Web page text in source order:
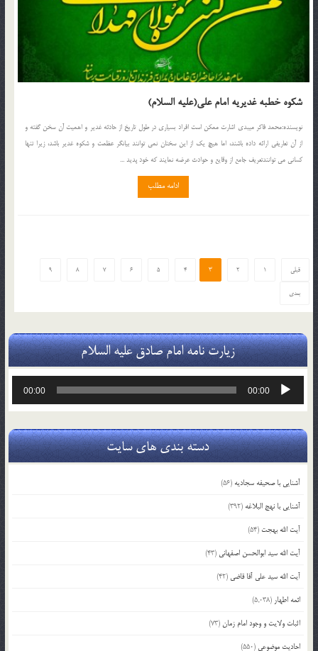
شکوه خطبه غديريه امام على(علیه السلام)
نويسنده:محمد فاكر ميبدى اشارت ممكن است افراد بسيارى در طول تاريخ از حادثه غدير و اهميت آن سخن گفته و
از آن تعاريفى ارائه داده باشند، اما هيچ يك از اين سخنان نمى توانند بيانگر عظمت و شكوه غدير باشد، زيرا تنها
كسانى مى توانندتعريف جامع از وقايع و حوادث عرضه نمايند كه خود پديد ...
ادامه مطلب
قبلی 1
2
3
4
5
6
7
8
9
بعدی
زیارت نامه امام صادق علیه السلام
پخش‌کننده
00:00
00:00
دسته بندی های سایت
آشنایی با صحیفه سجادیه (56)
آشنایی با نهج البلاغه (392)
آیت الله بهجت (54)
آیت الله سید ابوالحسن اصفهانی (43)
آیت الله سید علی آقا قاضی (42)
ائمه اطهار (5,038)
اثبات ولایت و وجود امام زمان(73)
احادیث موضوعی (550)